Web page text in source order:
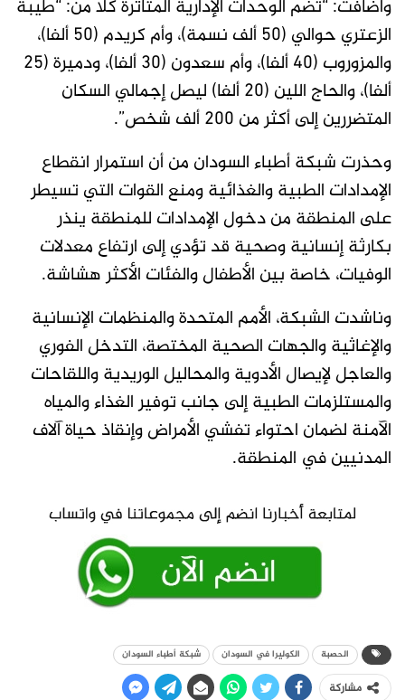
واضافت: “تضم الوحدات الإدارية المتأثرة كلًا من: “طيبة
الزعتري حوالي (50 ألف نسمة)، وأم كريدم (50 ألفا)،
والمزوروب (40 ألفا)، وأم سعدون (30 ألفا)، ودميرة (25
ألفا)، والحاج اللين (20 ألفا) ليصل إجمالي السكان
المتضررين إلى أكثر من 200 ألف شخص”.
وحذرت شبكة أطباء السودان من أن استمرار انقطاع
الإمدادات الطبية والغذائية ومنع القوات التي تسيطر
على المنطقة من دخول الإمدادات للمنطقة ينذر
بكارثة إنسانية وصحية قد تؤدي إلى ارتفاع معدلات
الوفيات، خاصة بين الأطفال والفئات الأكثر هشاشة.
وناشدت الشبكة، الأمم المتحدة والمنظمات الإنسانية
والإغاثية والجهات الصحية المختصة، التدخل الفوري
والعاجل لإيصال الأدوية والمحاليل الوريدية واللقاحات
والمستلزمات الطبية إلى جانب توفير الغذاء والمياه
الآمنة لضمان احتواء تفشي الأمراض وإنقاذ حياة آلاف
المدنيين في المنطقة.
الحصبة الكوليرا في السودان شبكة أطباء السودان
مشاركة